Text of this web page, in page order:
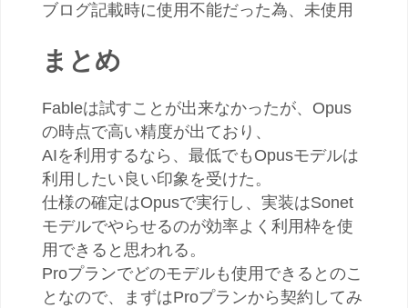
ブログ記載時に使用不能だった為、未使用
まとめ
Fableは試すことが出来なかったが、Opus
の時点で高い精度が出ており、
AIを利用するなら、最低でもOpusモデルは
利用したい良い印象を受けた。
仕様の確定はOpusで実行し、実装はSonet
モデルでやらせるのが効率よく利用枠を使
用できると思われる。
Proプランでどのモデルも使用できるとのこ
となので、まずはProプランから契約してみ